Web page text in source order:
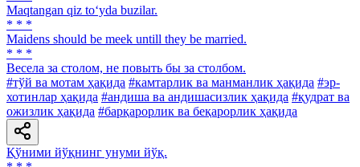
Maqtangan qiz to‘yda buzilar.
* * *
Maidens should be meek untill they be married.
* * *
Весела за столом, не повыть бы за столбом.
#тўй ва мотам ҳақида #камтарлик ва манманлик ҳақида #эр-
хотинлар ҳақида #андиша ва андишасизлик ҳақида #қудрат ва
ожизлик ҳақида #барқарорлик ва беқарорлик ҳақида
Қўними йўқнинг унуми йўқ.